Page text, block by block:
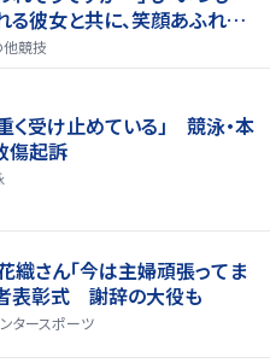
る彼女と共に、笑顔あふれる
い」
他競技
く受け止めている」 競泳・本
傷起訴
花織さん「今は主婦頑張ってま
表彰式 謝辞の大役も
ンタースポーツ